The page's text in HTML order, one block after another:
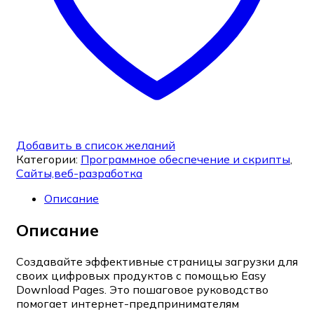
Добавить в список желаний
Категории: Программное обеспечение и скрипты,
Сайты,веб-разработка
Описание
Описание
Создавайте эффективные страницы загрузки для
своих цифровых продуктов с помощью Easy
Download Pages. Это пошаговое руководство
помогает интернет-предпринимателям